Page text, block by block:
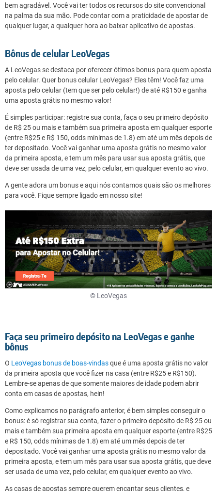
bem agradável. Você vai ter todos os recursos do site convencional
na palma da sua mão. Pode contar com a praticidade de apostar de
qualquer lugar, a qualquer hora ao baixar aplicativo de apostas.
Bônus de celular LeoVegas
A LeoVegas se destaca por oferecer ótimos bonus para quem aposta
pelo celular. Quer bonus celular LeoVegas? Eles têm! Você faz uma
aposta pelo celular (tem que ser pelo celular!) de até R$150 e ganha
uma aposta grátis no mesmo valor!
É simples participar: registre sua conta, faça o seu primeiro depósito
de R$ 25 ou mais e também sua primeira aposta em qualquer esporte
(entre R$25 e R$ 150, odds mínimas de 1.8) em até um mês depois de
ter depositado. Você vai ganhar uma aposta grátis no mesmo valor
da primeira aposta, e tem um mês para usar sua aposta grátis, que
deve ser usada de uma vez, pelo celular, em qualquer evento ao vivo.
A gente adora um bonus e aqui nós contamos quais são os melhores
para você. Fique sempre ligado em nosso site!
© LeoVegas
Faça seu primeiro depósito na LeoVegas e ganhe
bônus
O LeoVegas bonus de boas-vindasque é uma aposta grátis no valor
da primeira aposta que você fizer na casa (entre R$25 e R$150).
Lembre-se apenas de que somente maiores de idade podem abrir
conta em casas de apostas, hein!
Como explicamos no parágrafo anterior, é bem simples conseguir o
bonus: é só registrar sua conta, fazer o primeiro depósito de R$ 25 ou
mais e também sua primeira aposta em qualquer esporte (entre R$25
e R$ 150, odds mínimas de 1.8) em até um mês depois de ter
depositado. Você vai ganhar uma aposta grátis no mesmo valor da
primeira aposta, e tem um mês para usar sua aposta grátis, que deve
ser usada de uma vez, pelo celular, em qualquer evento ao vivo.
As casas de apostas sempre querem encantar seus clientes, e